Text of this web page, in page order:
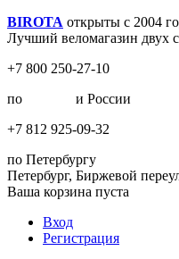
BIROTA открыты с 2004
Лучший веломагазин двух
+7 800 250-27-10
по
и России
+7 812 925-09-32
по Петербургу
Петербург, Биржевой
Ваша корзина пуста
Вход
Регистрация